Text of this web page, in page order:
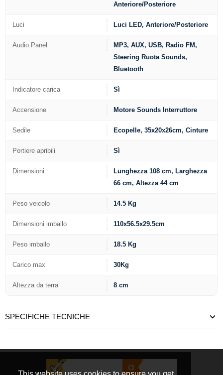
Anteriore/Posteriore
Luci Luci LED, Anteriore/Posteriore
Audio Panel
MP3, AUX, USB, Radio FM,
Steering Ruota Sounds,
Bluetooth
Indicatore carica Sì
Accensione Motore Sounds Interruttore
Sedile Ecopelle, 35x20x26cm, Cinture
Portiere apribili Sì
Dimensioni
Lunghezza 108 cm, Larghezza
66 cm, Altezza 44 cm
Peso veicolo 14.5 Kg
Dimensioni imballo 110x56.5x29.5cm
Peso imballo 18.5 Kg
Carico max 30Kg
Altezza da terra 8 cm
SPECIFICHE TECNICHE